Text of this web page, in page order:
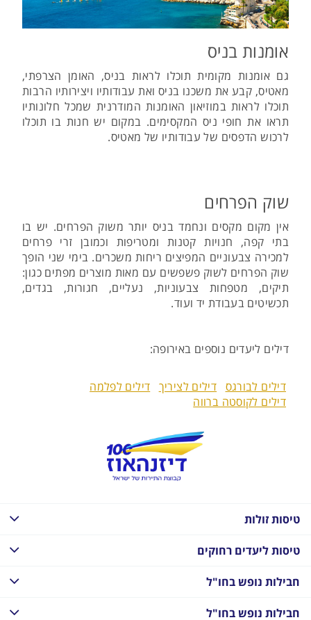
אומנות בניס
גם אומנות מקומית תוכלו לראות בניס, האומן הצרפתי,
מאטיס, קבע את משכנו בניס ואת עבודותיו ויצירותיו הרבות
תוכלו לראות במוזיאון האומנות המודרנית שמכל חלונותיו
תראו את חופי ניס המקסימים. במקום יש חנות בו תוכלו
לרכוש הדפסים של עבודותיו של מאטיס.
שוק הפרחים
אין מקום מקסים ונחמד בניס יותר משוק הפרחים. יש בו
בתי קפה, חנויות קטנות ומטריפות וכמובן זרי פרחים
למכירה צבעוניים המפיצים ריחות משכרים. בימי שני הופך
שוק הפרחים לשוק פשפשים עם מאות מוצרים מפתים כגון:
תיקים, מטפחות צבעוניות, נעליים, חגורות, בגדים,
תכשיטים בעבודת יד ועוד.
דילים ליעדים נוספים באירופה:
דילים לבורגס דילים לציריך דילים לפלמה
דילים לקוסטה ברווה
טיסות זולות
טיסות ליעדים רחוקים
חבילות נופש בחו"ל
חבילות נופש בחו"ל